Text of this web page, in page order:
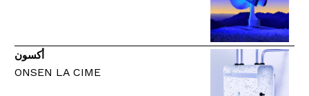
أكسون
ONSEN LA CIME